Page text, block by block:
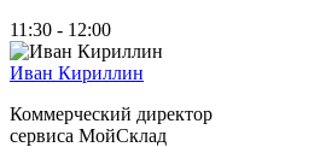
11:30 - 12:00
Иван Кириллин
Коммерческий директор
сервиса МойСклад